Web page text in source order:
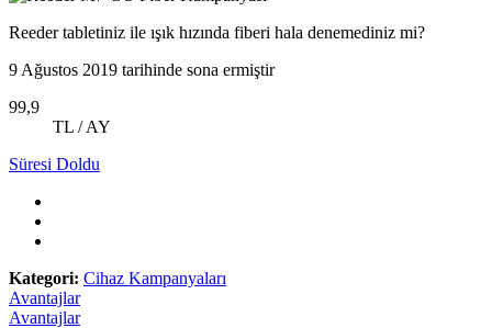
Reeder tabletiniz ile ışık hızında fiberi hala denemediniz mi?
9 Ağustos 2019 tarihinde sona ermiştir
99,9
TL / AY
Süresi Doldu
Kategori: Cihaz Kampanyaları
Avantajlar
Avantajlar